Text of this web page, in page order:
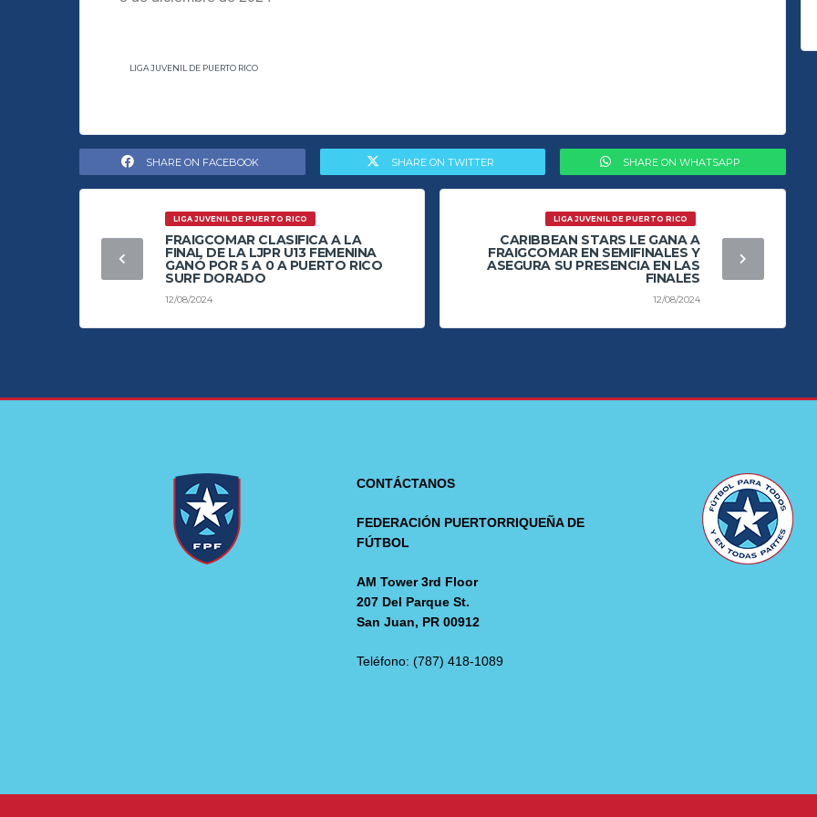
LIGA JUVENIL DE PUERTO RICO
SHARE ON FACEBOOK SHARE ON TWITTER SHARE ON WHATSAPP
LIGA JUVENIL DE PUERTO RICO
FRAIGCOMAR CLASIFICA A LA
FINAL DE LA LJPR U13 FEMENINA
GANÓ POR 5 A 0 A PUERTO RICO
SURF DORADO
12/08/2024
LIGA JUVENIL DE PUERTO RICO
CARIBBEAN STARS LE GANA A
FRAIGCOMAR EN SEMIFINALES Y
ASEGURA SU PRESENCIA EN LAS
FINALES
12/08/2024
CONTÁCTANOS
FEDERACIÓN PUERTORRIQUEÑA DE
FÚTBOL
AM Tower 3rd Floor
207 Del Parque St.
San Juan, PR 00912
Teléfono: (787) 418-1089